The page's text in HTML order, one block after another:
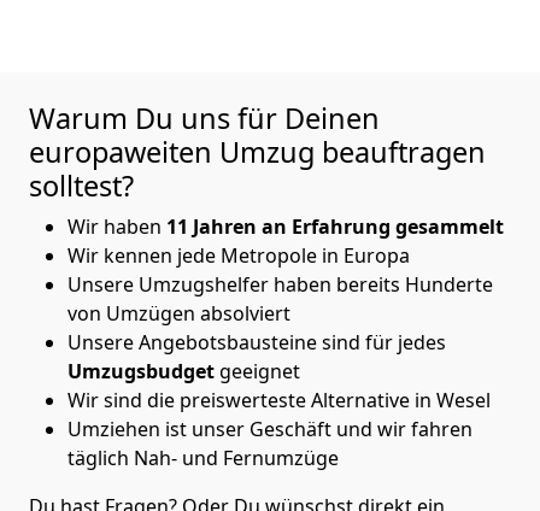
Warum Du uns für Deinen
europaweiten Umzug beauftragen
solltest?
Wir haben 11 Jahren an Erfahrung gesammelt
Wir kennen jede Metropole in Europa
Unsere Umzugshelfer haben bereits Hunderte
von Umzügen absolviert
Unsere Angebotsbausteine sind für jedes
Umzugsbudgetgeeignet
Wir sind die preiswerteste Alternative in Wesel
Umziehen ist unser Geschäft und wir fahren
täglich Nah- und Fernumzüge